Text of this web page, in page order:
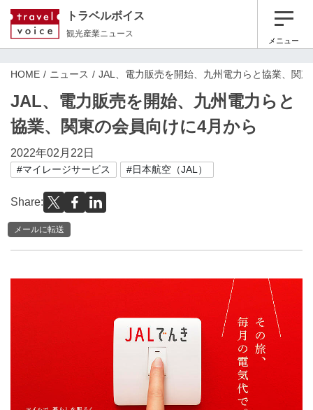
トラベルボイス
観光産業ニュース
メニュー
HOME ニュース JAL、電力販売を開始、九州電力らと協業、関
JAL、電力販売を開始、九州電力らと
協業、関東の会員向けに4月から
2022年02月22日
#マイレージサービス #日本航空（JAL）
Share:
メールに転送